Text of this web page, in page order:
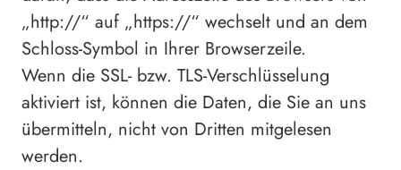
„http://“ auf „https://“ wechselt und an dem
Schloss-Symbol in Ihrer Browserzeile.
Wenn die SSL- bzw. TLS-Verschlüsselung
aktiviert ist, können die Daten, die Sie an uns
übermitteln, nicht von Dritten mitgelesen
werden.